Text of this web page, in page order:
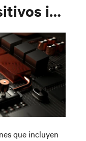
Gestión de dispositivos integrada
que incluyen